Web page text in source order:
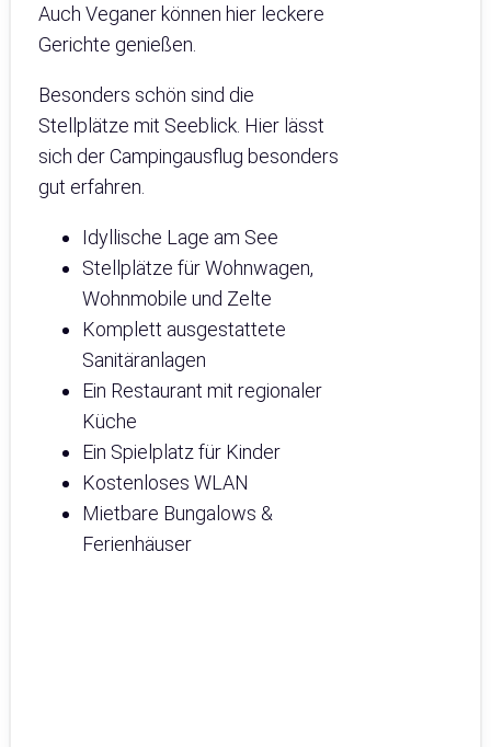
Auch Veganer können hier leckere
Gerichte genießen.
Besonders schön sind die
Stellplätze mit Seeblick. Hier lässt
sich der Campingausflug besonders
gut erfahren.
Idyllische Lage am See
Stellplätze für Wohnwagen,
Wohnmobile und Zelte
Komplett ausgestattete
Sanitäranlagen
Ein Restaurant mit regionaler
Küche
Ein Spielplatz für Kinder
Kostenloses WLAN
Mietbare Bungalows &
Ferienhäuser